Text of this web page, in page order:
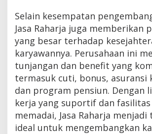
Selain kesempatan
Jasa Raharja juga memberikan
yang besar terhadap
karyawannya. Perusahaan ini
tunjangan dan benefit yang
termasuk cuti, bonus, asuransi
dan program pensiun. Dengan
kerja yang suportif dan fasilitas
memadai, Jasa Raharja
ideal untuk mengembangkan